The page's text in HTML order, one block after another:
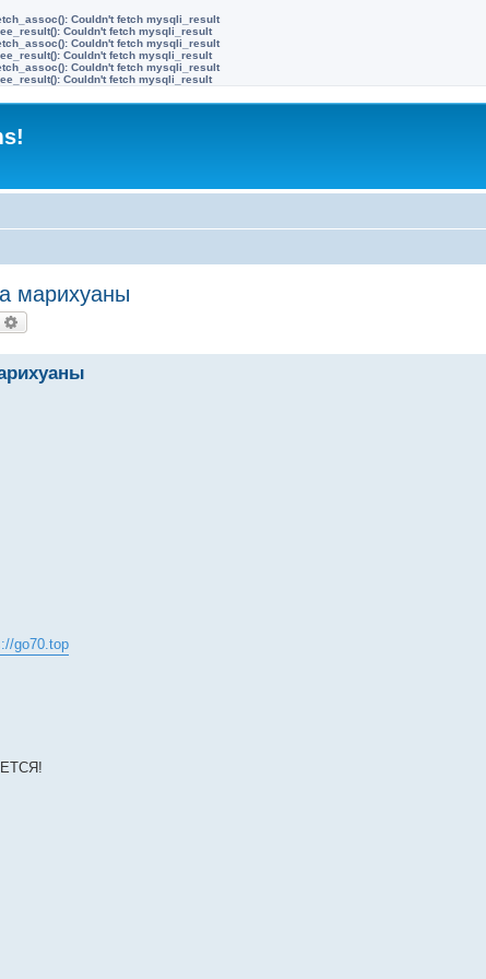
Couldn't fetch mysqli_result
Couldn't fetch mysqli_result
Couldn't fetch mysqli_result
Couldn't fetch mysqli_result
Couldn't fetch mysqli_result
Couldn't fetch mysqli_result
марихуаны
go70.top